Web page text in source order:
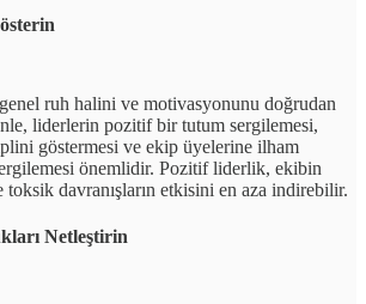
ruh halini ve motivasyonunu doğrudan
liderlerin pozitif bir tutum sergilemesi,
göstermesi ve ekip üyelerine ilham
önemlidir. Pozitif liderlik, ekibin
davranışların etkisini en aza indirebilir.
Netleştirin